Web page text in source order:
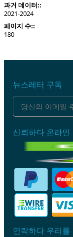
과거 데이터::
2021-2024
페이지 수::
180
뉴스레터 구독
신뢰하다 온라인
연락하다 우리를